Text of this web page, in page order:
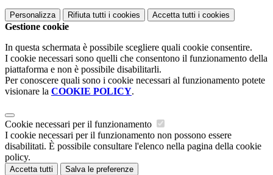
Personalizza Rifiuta tutti i cookies Accetta tutti i cookies
Gestione cookie
In questa schermata è possibile scegliere quali cookie consentire.
I cookie necessari sono quelli che consentono il funzionamento della
piattaforma e non è possibile disabilitarli.
Per conoscere quali sono i cookie necessari al funzionamento potete
visionare la COOKIE POLICY.
Cookie necessari per il funzionamento
I cookie necessari per il funzionamento non possono essere
disabilitati. È possibile consultare l'elenco nella pagina della cookie
policy.
Accetta tutti Salva le preferenze